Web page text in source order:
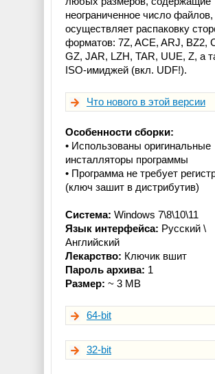
неограниченное число файлов,
осуществляет распаковку
форматов: 7Z, ACE, ARJ, BZ2,
GZ, JAR, LZH, TAR, UUE, Z, а
ISO-имиджей (вкл. UDF!).
Что нового в этой версии
Особенности сборки:
• Использованы оригинальные
инсталляторы программы
• Программа не требует
(ключ зашит в дистрибутив)
Система: Windows 7\8\10\11
Язык интерфейса: Русcкий \
Английский
Лекарство: Ключик вшит
Пароль архива: 1
Размер: ~ 3 MB
64-bit
32-bit